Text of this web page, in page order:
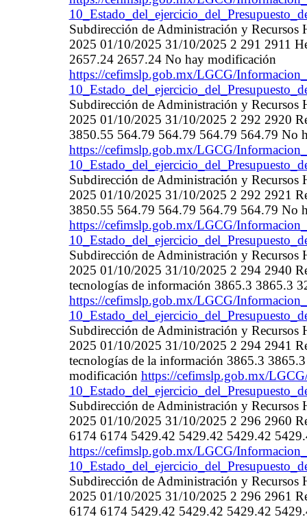
Subdirección de Administración y
2025 01/10/2025 31/10/2025 2 291 2911
2657.24 2657.24 No hay modificación
https://cefimslp.gob.mx/LGCG/
Subdirección de Administración y
2025 01/10/2025 31/10/2025 2 292 2920
3850.55 564.79 564.79 564.79 564.79 No
https://cefimslp.gob.mx/LGCG/
Subdirección de Administración y
2025 01/10/2025 31/10/2025 2 292 2921
3850.55 564.79 564.79 564.79 564.79 No
https://cefimslp.gob.mx/LGCG/
Subdirección de Administración y
2025 01/10/2025 31/10/2025 2 294 2940
tecnologías de información 3865.3 3865.3
https://cefimslp.gob.mx/LGCG/
Subdirección de Administración y
2025 01/10/2025 31/10/2025 2 294 2941
tecnologías de la información 3865.3
modificación https://cefimslp.gob.mx/
Subdirección de Administración y
2025 01/10/2025 31/10/2025 2 296 2960
6174 6174 5429.42 5429.42 5429.42
https://cefimslp.gob.mx/LGCG/
Subdirección de Administración y
2025 01/10/2025 31/10/2025 2 296 2961
6174 6174 5429.42 5429.42 5429.42